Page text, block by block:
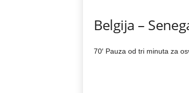
Belgija –
70′ Pauza od tri minuta za